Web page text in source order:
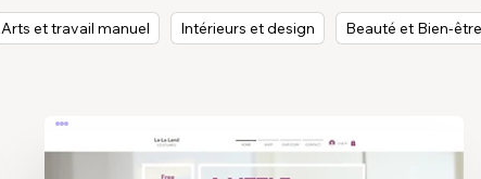
Arts et travail manuel Intérieurs et design Beauté et Bien-être